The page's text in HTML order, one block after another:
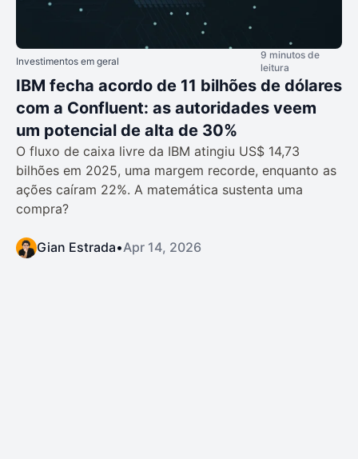
Investimentos em geral
9 minutos de
leitura
IBM fecha acordo de 11 bilhões de dólares
com a Confluent: as autoridades veem
um potencial de alta de 30%
O fluxo de caixa livre da IBM atingiu US$ 14,73
bilhões em 2025, uma margem recorde, enquanto as
ações caíram 22%. A matemática sustenta uma
compra?
Gian Estrada•Apr 14, 2026